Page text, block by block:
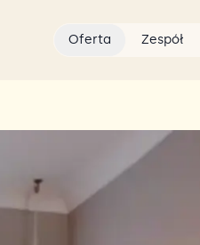
Oferta Zespół